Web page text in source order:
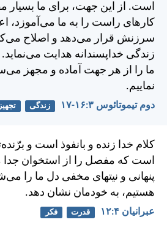
است. از اين جهت، برای ما بسيار
كارهای راست را به ما می‌آموزد،
سرزنش قرار می‌دهد و اصلاح
زندگی خداپسندانه هدايت
ما را از هر جهت آماده و مجهز
نماييم.
دوم تيموتائوس ۳:‏۱۶-‏۱۷ زندگی
كلام خدا زنده و بانفوذ است و
است كه مفصل را از استخوان جدا
پنهانی و نيتهای مخفی دل ما را
هستيم، به خودمان نشان دهد.
عبرانيان ۴:‏۱۲ قدرت فکر